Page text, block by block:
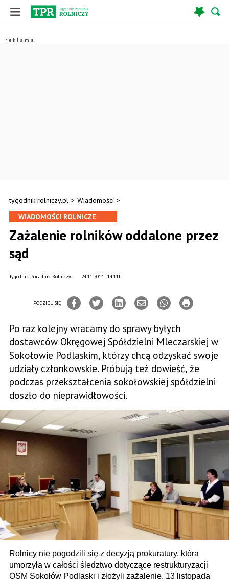
tygodnik-rolniczy.pl > Wiadomości >
WIADOMOŚCI ROLNICZE
Zażalenie rolników oddalone przez
sąd
24.11.2014., 14:11h
Tygodnik Poradnik Rolniczy
PODZIEL SIĘ
Po raz kolejny wracamy do sprawy byłych
dostawców Okręgowej Spółdzielni Mleczarskiej w
Sokołowie Podlaskim, którzy chcą odzyskać swoje
udziały członkowskie. Próbują też dowieść, że
podczas przekształcenia sokołowskiej spółdzielni
doszło do nieprawidłowości.
Rolnicy nie pogodzili się z decyzją prokuratury, która
umorzyła w całości śledztwo dotyczące restrukturyzacji
OSM Sokołów Podlaski i złożyli zażalenie. 13 listopada